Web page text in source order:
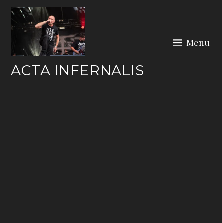
Skip
content
ACTA INFERNALIS
Menu